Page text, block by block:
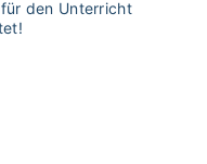
den Unterricht